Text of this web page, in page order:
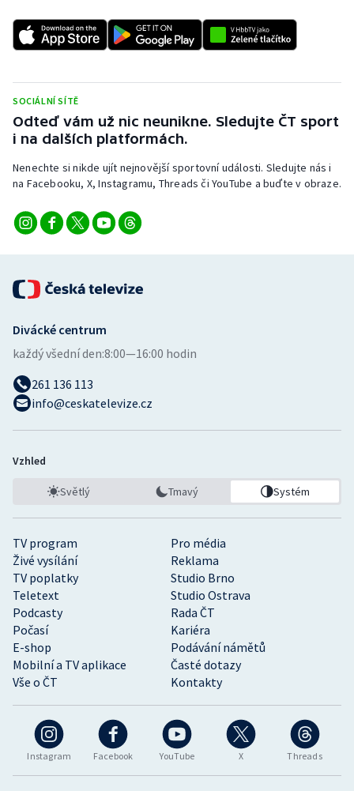
Short track
Stolní tenis
Triatlon
Veslování
Vodní slalom
Ostatní
SOCIÁLNÍ SÍTĚ
Odteď vám už nic neunikne. Sledujte ČT sport
i na dalších platformách.
Nenechte si nikde ujít nejnovější sportovní události. Sledujte nás i
na Facebooku, X, Instagramu, Threads či YouTube a buďte v obraze.
Instagram Facebook YouTube X Threads
TV program
Pro média
Živé vysílání
Reklama
TV poplatky
Studio Brno
Teletext
Studio Ostrava
Podcasty
Rada ČT
Počasí
Kariéra
E-shop
Podávání námětů
Mobilní a TV aplikace
Časté dotazy
Vše o ČT
Kontakty
Divácké centrum
každý všední den:8:00—16:00 hodin
261 136 113
info@ceskatelevize.cz
Vzhled
Světlý Tmavý Systém